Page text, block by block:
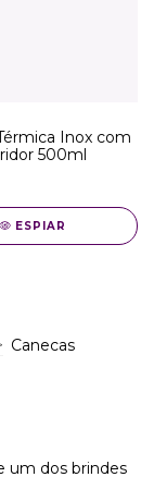
Inox com
500ml
ESPIAR
Canecas
um dos brindes